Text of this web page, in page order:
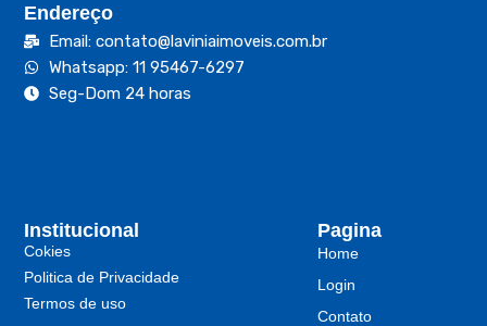
Pagina
Home
Login
Contato
Institucional
Cokies
Politica de Privacidade
Termos de uso
Endereço
Email: contato@laviniaimoveis.com.br
Whatsapp: 11 95467-6297
Seg-Dom 24 horas